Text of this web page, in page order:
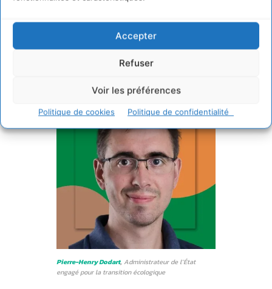
Accepter
Refuser
Voir les préférences
Politique de cookies Politique de confidentialité
environnementaux et de
durabilité
Pierre-Henry Dodart, Administrateur de l’État
engagé pour la transition écologique